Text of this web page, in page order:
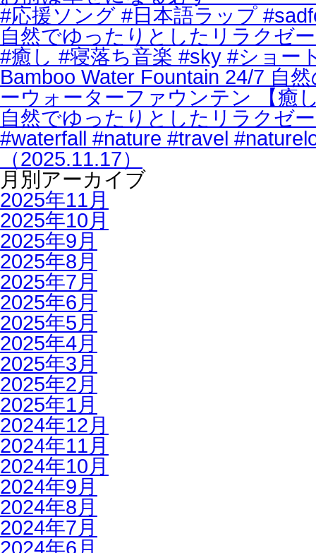
#応援ソング #日本語ラップ
自然でゆったりとしたリラクゼ
#癒し #寝落ち音楽 #sky #ショー
Bamboo Water Fountain 24/7 自
ーウォーターファウンテン 【癒
自然でゆったりとしたリラクゼ
#waterfall #nature #travel
（2025.11.17）
月別アーカイブ
2025年11月
2025年10月
2025年9月
2025年8月
2025年7月
2025年6月
2025年5月
2025年4月
2025年3月
2025年2月
2025年1月
2024年12月
2024年11月
2024年10月
2024年9月
2024年8月
2024年7月
2024年6月